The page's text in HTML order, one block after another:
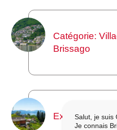
Catégorie:
Brissago
Excursions et
Salut, je suis
Je connais